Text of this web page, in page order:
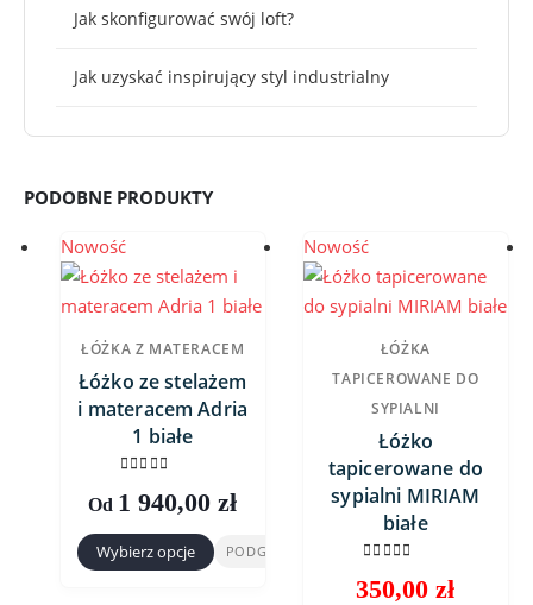
Jak skonfigurować swój loft?
Jak uzyskać inspirujący styl industrialny
PODOBNE PRODUKTY
Nowość
ŁÓŻKA Z MATERACEM
Łóżko ze stelażem
i materacem Adria
1 białe
Od 1 940,00zł
Wybierz opcje
Ten
PODGLĄD
Nowość
ŁÓŻKA
TAPICEROWANE DO
SYPIALNI
Łóżko
tapicerowane do
sypialni MIRIAM
białe
350,00zł